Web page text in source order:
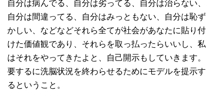
自分は病んでる、自分は劣ってる、自分は治らない、
自分は間違ってる、自分はみっともない、自分は恥ず
かしい、などなどそれら全てが社会があなたに貼り付
けた価値観であり、それらを取っ払ったらいいし、私
はそれをやってきたよと、自己開示もしていきます。
要するに洗脳状況を終わらせるためにモデルを提示す
るということ。